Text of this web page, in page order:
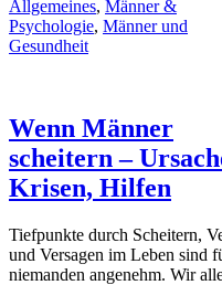
Allgemeines, Männer &
Psychologie, Männer und
Gesundheit
Wenn Männer
scheitern –
Krisen, Hilfen
Tiefpunkte durch Scheitern,
und Versagen im Leben sind
niemanden angenehm. Wir